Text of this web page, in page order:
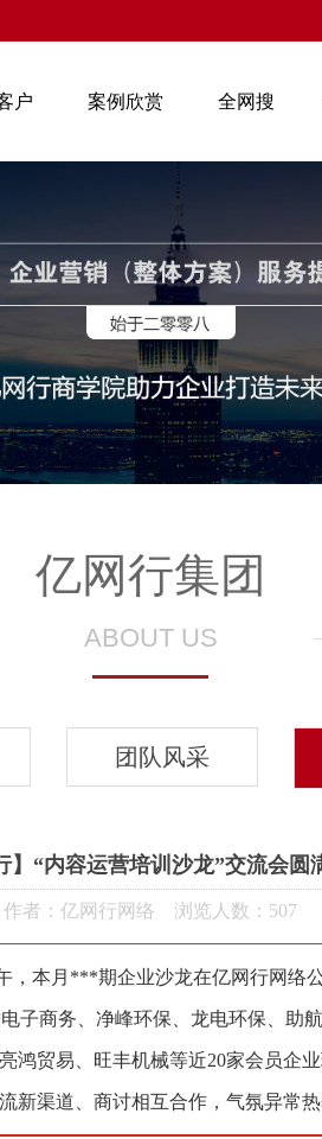
户 案例欣赏 全网搜
亿网行集团
ABOUT US
团队风采
】“内容运营培训沙龙”交流会圆
作者：亿网行网络 浏览人数： 507
，本月***期企业沙龙在亿网行网络
子商务、净峰环保、龙电环保、助
鸿贸易、旺丰机械等近20家会员企
新渠道、商讨相互合作，气氛异常热